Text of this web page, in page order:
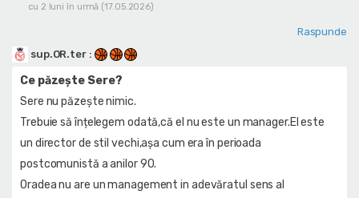
cu 2 luni în urmă (17.05.2026)
Raspunde
sup.OR.ter :
Ce păzește Sere?
Sere nu păzește nimic.
Trebuie să înțelegem odată,că el nu este un manager.El este
un director de stil vechi,așa cum era în perioada
postcomunistă a anilor 90.
Oradea nu are un management in adevăratul sens al